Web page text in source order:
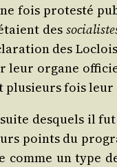
fois pro­tes­té
des
des
leur organe
plu­sieurs fois
des­quels il
points du
comme un type